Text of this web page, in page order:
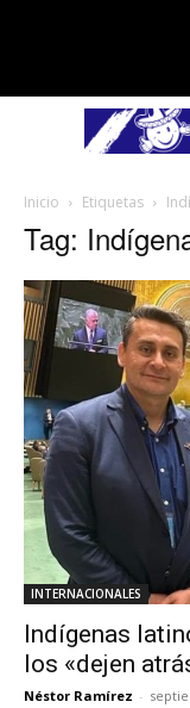
Inicio Etiquetas
Tag:
INTERNACIONALES
Indígenas
los «dejen
Néstor Ramírez -